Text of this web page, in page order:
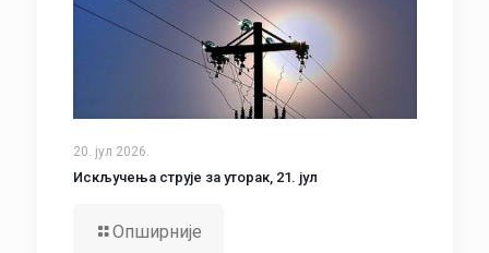
20. јул 2026.
Искључења струје за уторак, 21. јул
Опширније